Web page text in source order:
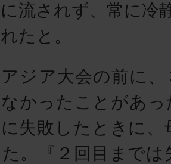
流されず、常に冷
たと。
ジア大会の前に
かったことがあ
失敗したときに
。『２回目まで